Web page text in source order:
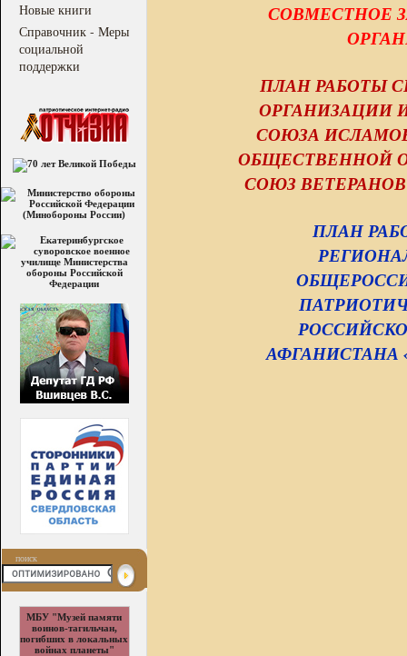
Новые книги
Справочник - Меры
социальной
поддержки
поиск
МБУ "Музей памяти
воинов-тагильчан,
погибших в локальных
войнах планеты"
СОВМЕСТНОЕ
ПЛАН РАБОТЫ
ОРГАНИЗАЦИИ
СОЮЗА
ОБЩЕСТВЕННОЙ
СОЮЗ ВЕТЕРАНОВ
ПЛАН
АФГАНИСТАНА